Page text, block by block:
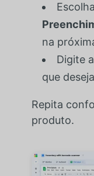
na
Digite
que
Repita
produto.